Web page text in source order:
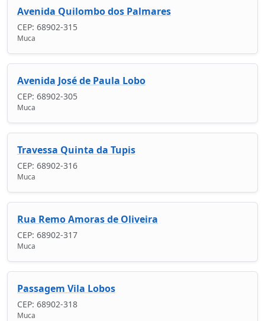
Avenida Quilombo dos Palmares
CEP: 68902-315
Muca
Avenida José de Paula Lobo
CEP: 68902-305
Muca
Travessa Quinta da Tupis
CEP: 68902-316
Muca
Rua Remo Amoras de Oliveira
CEP: 68902-317
Muca
Passagem Vila Lobos
CEP: 68902-318
Muca